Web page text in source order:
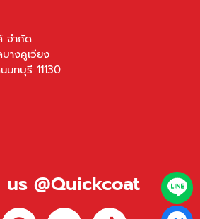
จำกัด
างคูเวียง
นทบุรี 11130
us @Quickcoat